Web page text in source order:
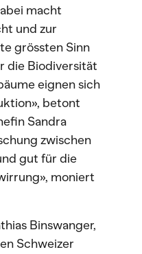
macht
und zur
grössten Sinn
die Biodiversität
eignen sich
betont
Sandra
zwischen
gut für die
moniert
Binswanger,
Schweizer